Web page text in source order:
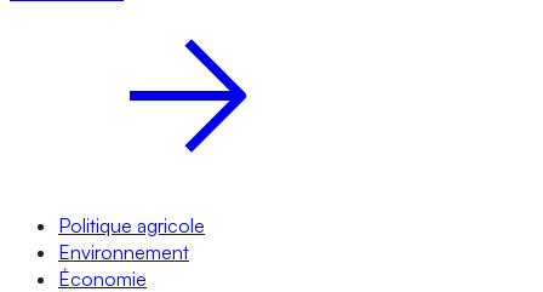
Politique agricole
Environnement
Économie